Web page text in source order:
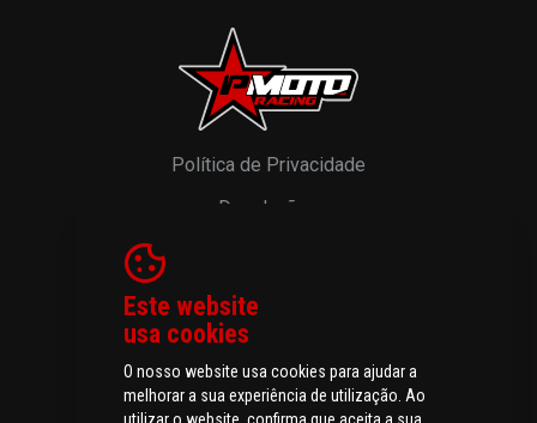
Política de Privacidade
Devoluções
Livro de Reclamações
© 2026 P-MOTO - Peças e Acessórios para Motos.
Este website
usa cookies
O nosso website usa cookies para ajudar a
melhorar a sua experiência de utilização. Ao